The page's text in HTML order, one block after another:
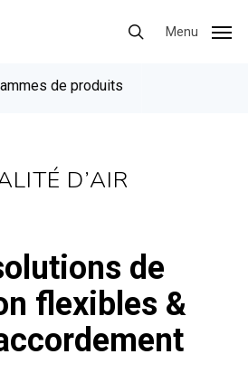
search
Menu
D’AIR
de
flexibles &